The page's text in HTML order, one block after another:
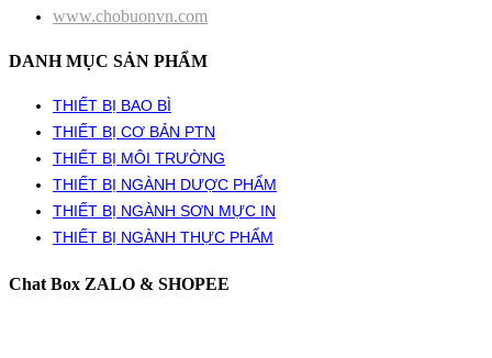
www.chobuonvn.com
DANH MỤC SẢN PHẨM
THIẾT BỊ BAO BÌ
THIẾT BỊ CƠ BẢN PTN
THIẾT BỊ MÔI TRƯỜNG
THIẾT BỊ NGÀNH DƯỢC PHẨM
THIẾT BỊ NGÀNH SƠN MỰC IN
THIẾT BỊ NGÀNH THỰC PHẨM
Chat Box ZALO & SHOPEE